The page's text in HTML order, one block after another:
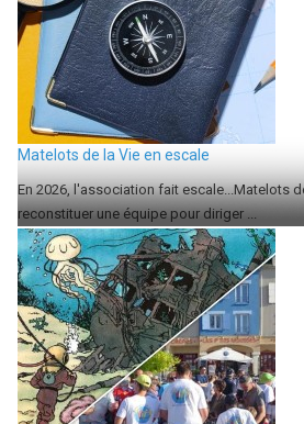
Matelots de la Vie en escale
En 2026, l'association fait escale...Matelots
reconstituer une équipe pour diriger ...